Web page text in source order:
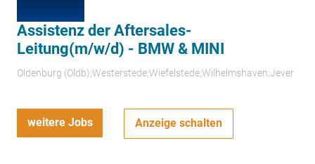
Assistenz der Aftersales-
Leitung(m/w/d) - BMW & MINI
Oldenburg (Oldb);Westerstede;Wiefelstede;Wilhelmshaven;Jever
weitere Jobs Anzeige schalten